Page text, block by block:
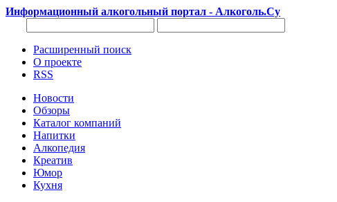
Информационный алкогольный портал - Алкоголь.Су
Расширенный поиск
О проекте
RSS
Новости
Обзоры
Каталог компаний
Напитки
Алкопедия
Креатив
Юмор
Кухня